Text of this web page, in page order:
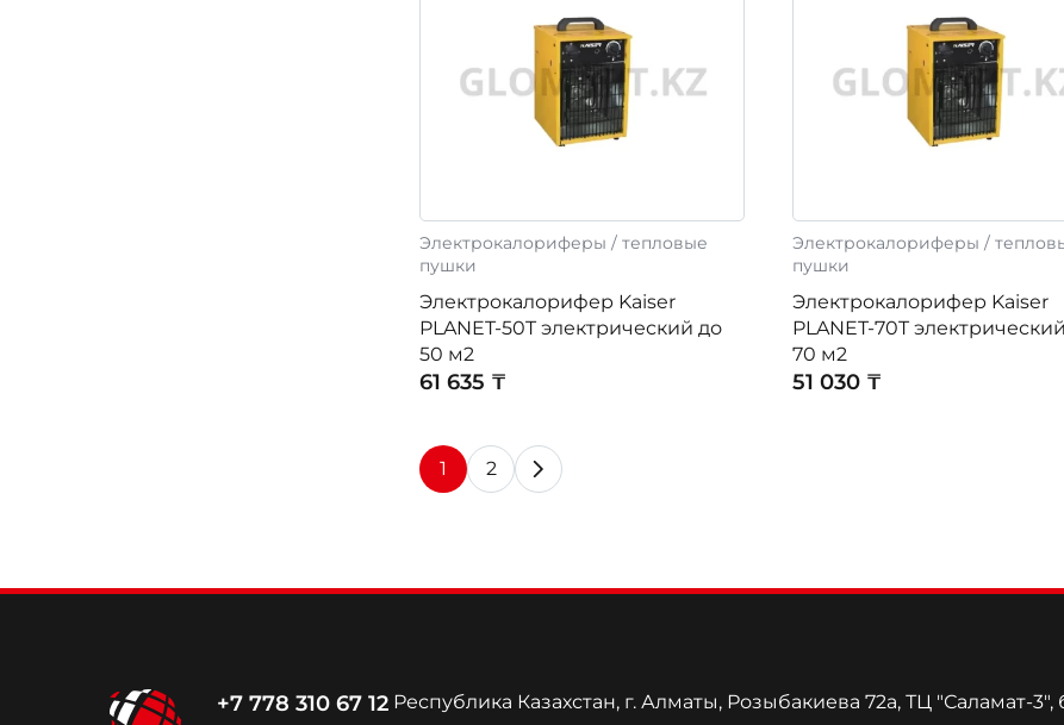
Электрокалориферы / тепловые
пушки
Электрокалорифер Kaiser
PLANET-50T электрический до
50 м2
61 635 ₸
Электрокалориферы /
пушки
Электрокалорифер Kaiser
PLANET-70T
70 м2
51 030 ₸
1 2
+7 778 310 67 12 Республика Казахстан, г. Алматы, Розыбакиева 72а, ТЦ "Саламат-